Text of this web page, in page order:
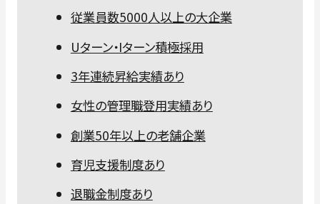
従業員数5000人以上の大企業
Uターン・Iターン積極採用
3年連続昇給実績あり
女性の管理職登用実績あり
創業50年以上の老舗企業
育児支援制度あり
退職金制度あり